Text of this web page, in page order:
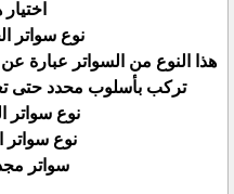
نوع سواتر
هذا النوع من السواتر
تركب بأسلوب محدد حتى
نوع سواتر
نوع
سواتر